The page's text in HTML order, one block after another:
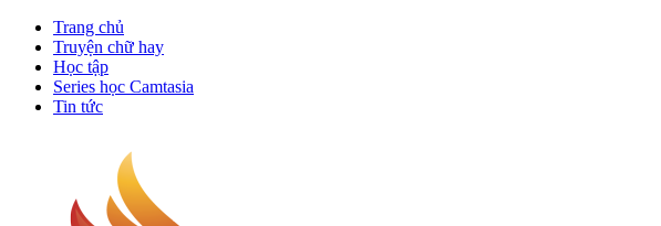
Trang chủ
Truyện chữ hay
Học tập
Series học Camtasia
Tin tức